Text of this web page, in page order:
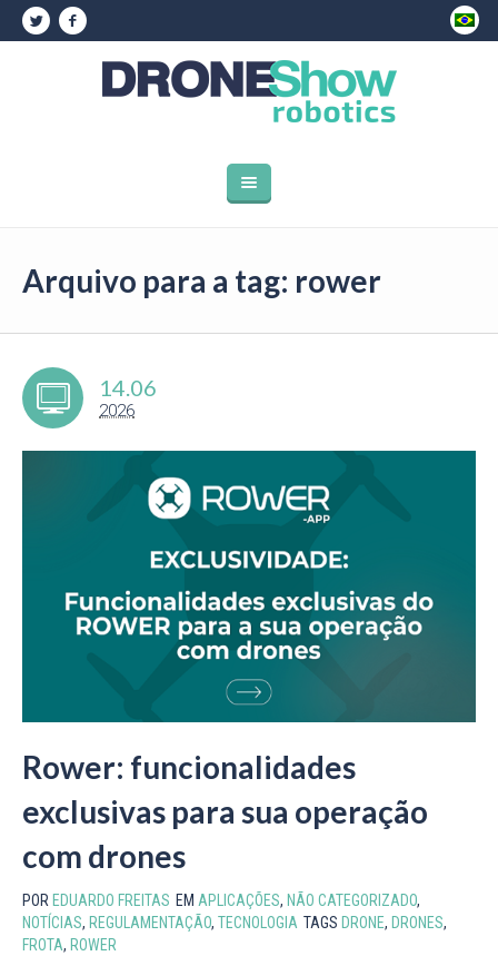
Arquivo para a tag: rower
14.06
2026
Rower: funcionalidades
exclusivas para sua operação
com drones
POR EDUARDO FREITAS EM APLICAÇÕES, NÃO CATEGORIZADO,
NOTÍCIAS, REGULAMENTAÇÃO, TECNOLOGIA TAGS DRONE, DRONES,
FROTA, ROWER